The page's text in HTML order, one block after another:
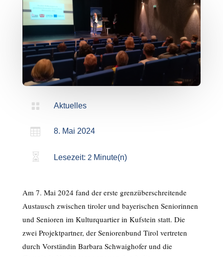
 Aktuelles
 8. Mai 2024
 Lesezeit: 2 Minute(n)
Am 7. Mai 2024 fand der erste grenzüberschreitende
Austausch zwischen tiroler und bayerischen Seniorinnen
und Senioren im Kulturquartier in Kufstein statt. Die
zwei Projektpartner, der Seniorenbund Tirol vertreten
durch Vorständin Barbara Schwaighofer und die